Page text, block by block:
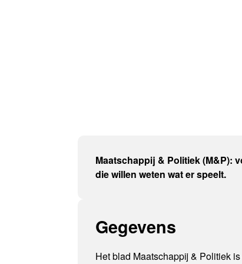
Maatschappij & Politiek (M&P):
die willen weten wat er speelt.
Gegevens
Het blad Maatschappij & Politiek